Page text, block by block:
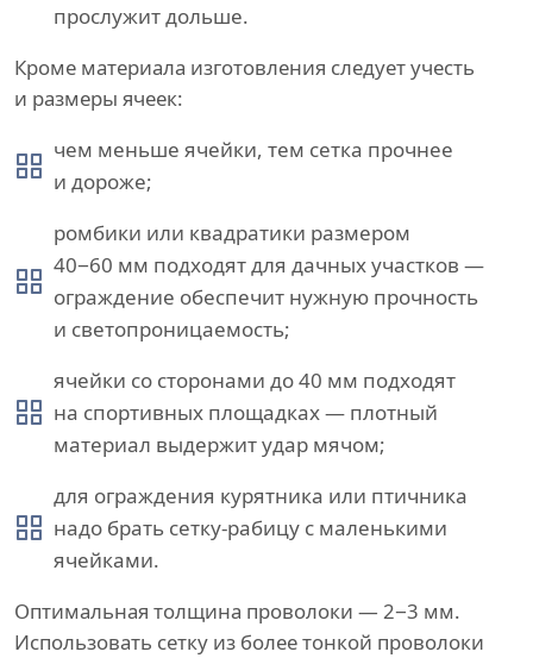
прослужит дольше.
Кроме материала изготовления следует учесть
и размеры ячеек:
чем меньше ячейки, тем сетка прочнее
и дороже;
ромбики или квадратики размером
40−60 мм подходят для дачных участков —
ограждение обеспечит нужную прочность
и светопроницаемость;
ячейки со сторонами до 40 мм подходят
на спортивных площадках — плотный
материал выдержит удар мячом;
для ограждения курятника или птичника
надо брать сетку-рабицу с маленькими
ячейками.
Оптимальная толщина проволоки — 2−3 мм.
Использовать сетку из более тонкой проволоки